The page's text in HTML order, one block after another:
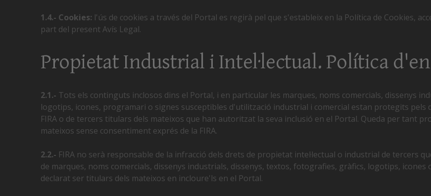
1.4.- Cookies: l'ús de cookies a través del Portal es regirà pel que s'estableix en la Política de Cookies,
part del present Avís Legal.
Propietat Industrial i Intel·lectual. Política
2.1.- Tots els continguts inclosos dins el Portal, i en particular les marques, noms comercials, dissenys
logotips, icones, programari o signes susceptibles d'utilització industrial i comercial estan protegits pels
FIRA o de tercers titulars dels mateixos que han autoritzat la seva inclusió en el Portal. Queda per tant
mateixos sense consentiment exprés de la FIRA.
2.2.- FIRA no serà responsable de la infracció dels drets de propietat intel·lectual o industrial de tercers
de marques, noms comercials, dissenys industrials, dissenys, textos, fotografies, gràfics, logotips,
declarat ser titulars dels mateixos en incloure'ls en el Portal.